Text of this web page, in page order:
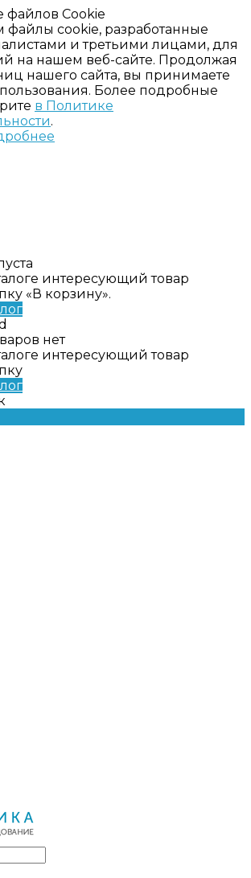
файлов Cookie
cookie, разработанные
и третьими лицами, для
на нашем веб-сайте. Продолжая
нашего сайта, вы принимаете
Более подробные
в Политике
.
интересующий товар
«В корзину».
нет
интересующий товар